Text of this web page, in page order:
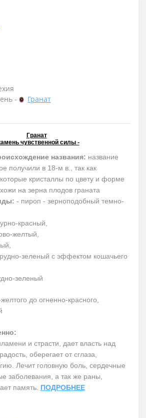
-
Гранат
Гранат
чувственной силы -
названия: название
получили в 18-м в., так как
кристаллы по цвету и форме
на зерна плодов граната
- пироп - зерноподобный темно-
красный,
желтый,
зеленый с эффектом кошачьего
зеленый
до огненно-красного,
и страсти, дает власть над
оберегает от сглаза,
Лечит головную боль, сердечные
заболевания, а так же раны,
память. ПОДРОБНЕЕ